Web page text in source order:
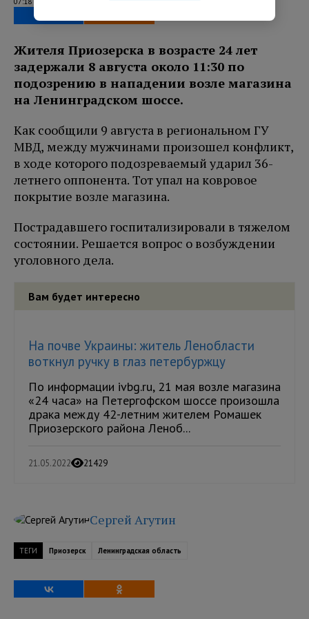
Жителя Приозерска в возрасте 24 лет
задержали 8 августа около 11:30 по
подозрению в нападении возле магазина
на Ленинградском шоссе.
Как сообщили 9 августа в региональном ГУ
МВД, между мужчинами произошел конфликт,
в ходе которого подозреваемый ударил 36-
летнего оппонента. Тот упал на ковровое
покрытие возле магазина.
Пострадавшего госпитализировали в тяжелом
состоянии. Решается вопрос о возбуждении
уголовного дела.
Вам будет интересно
На почве Украины: житель Ленобласти
воткнул ручку в глаз петербуржцу
По информации ivbg.ru, 21 мая возле магазина
«24 часа» на Петергофском шоссе произошла
драка между 42-летним жителем Ромашек
Приозерского района Леноб...
21.05.2022 21429
Сергей Агутин
ТЕГИ Приозерск Ленинградская область